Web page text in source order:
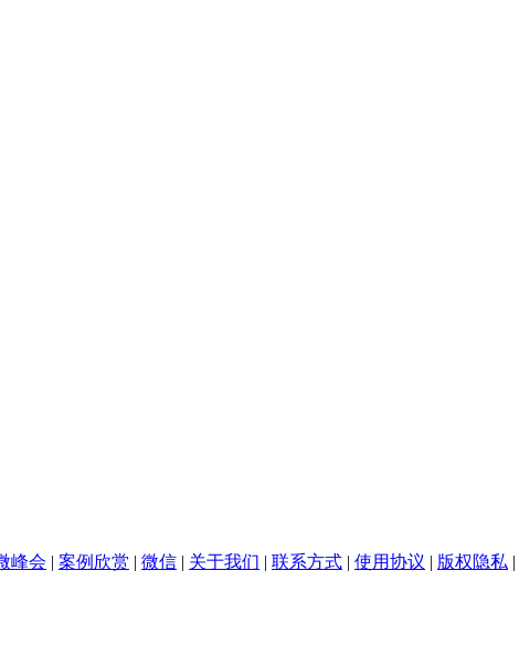
峰会 | 案例欣赏 | 微信 | 关于我们 | 联系方式 | 使用协议 | 版权隐私 |